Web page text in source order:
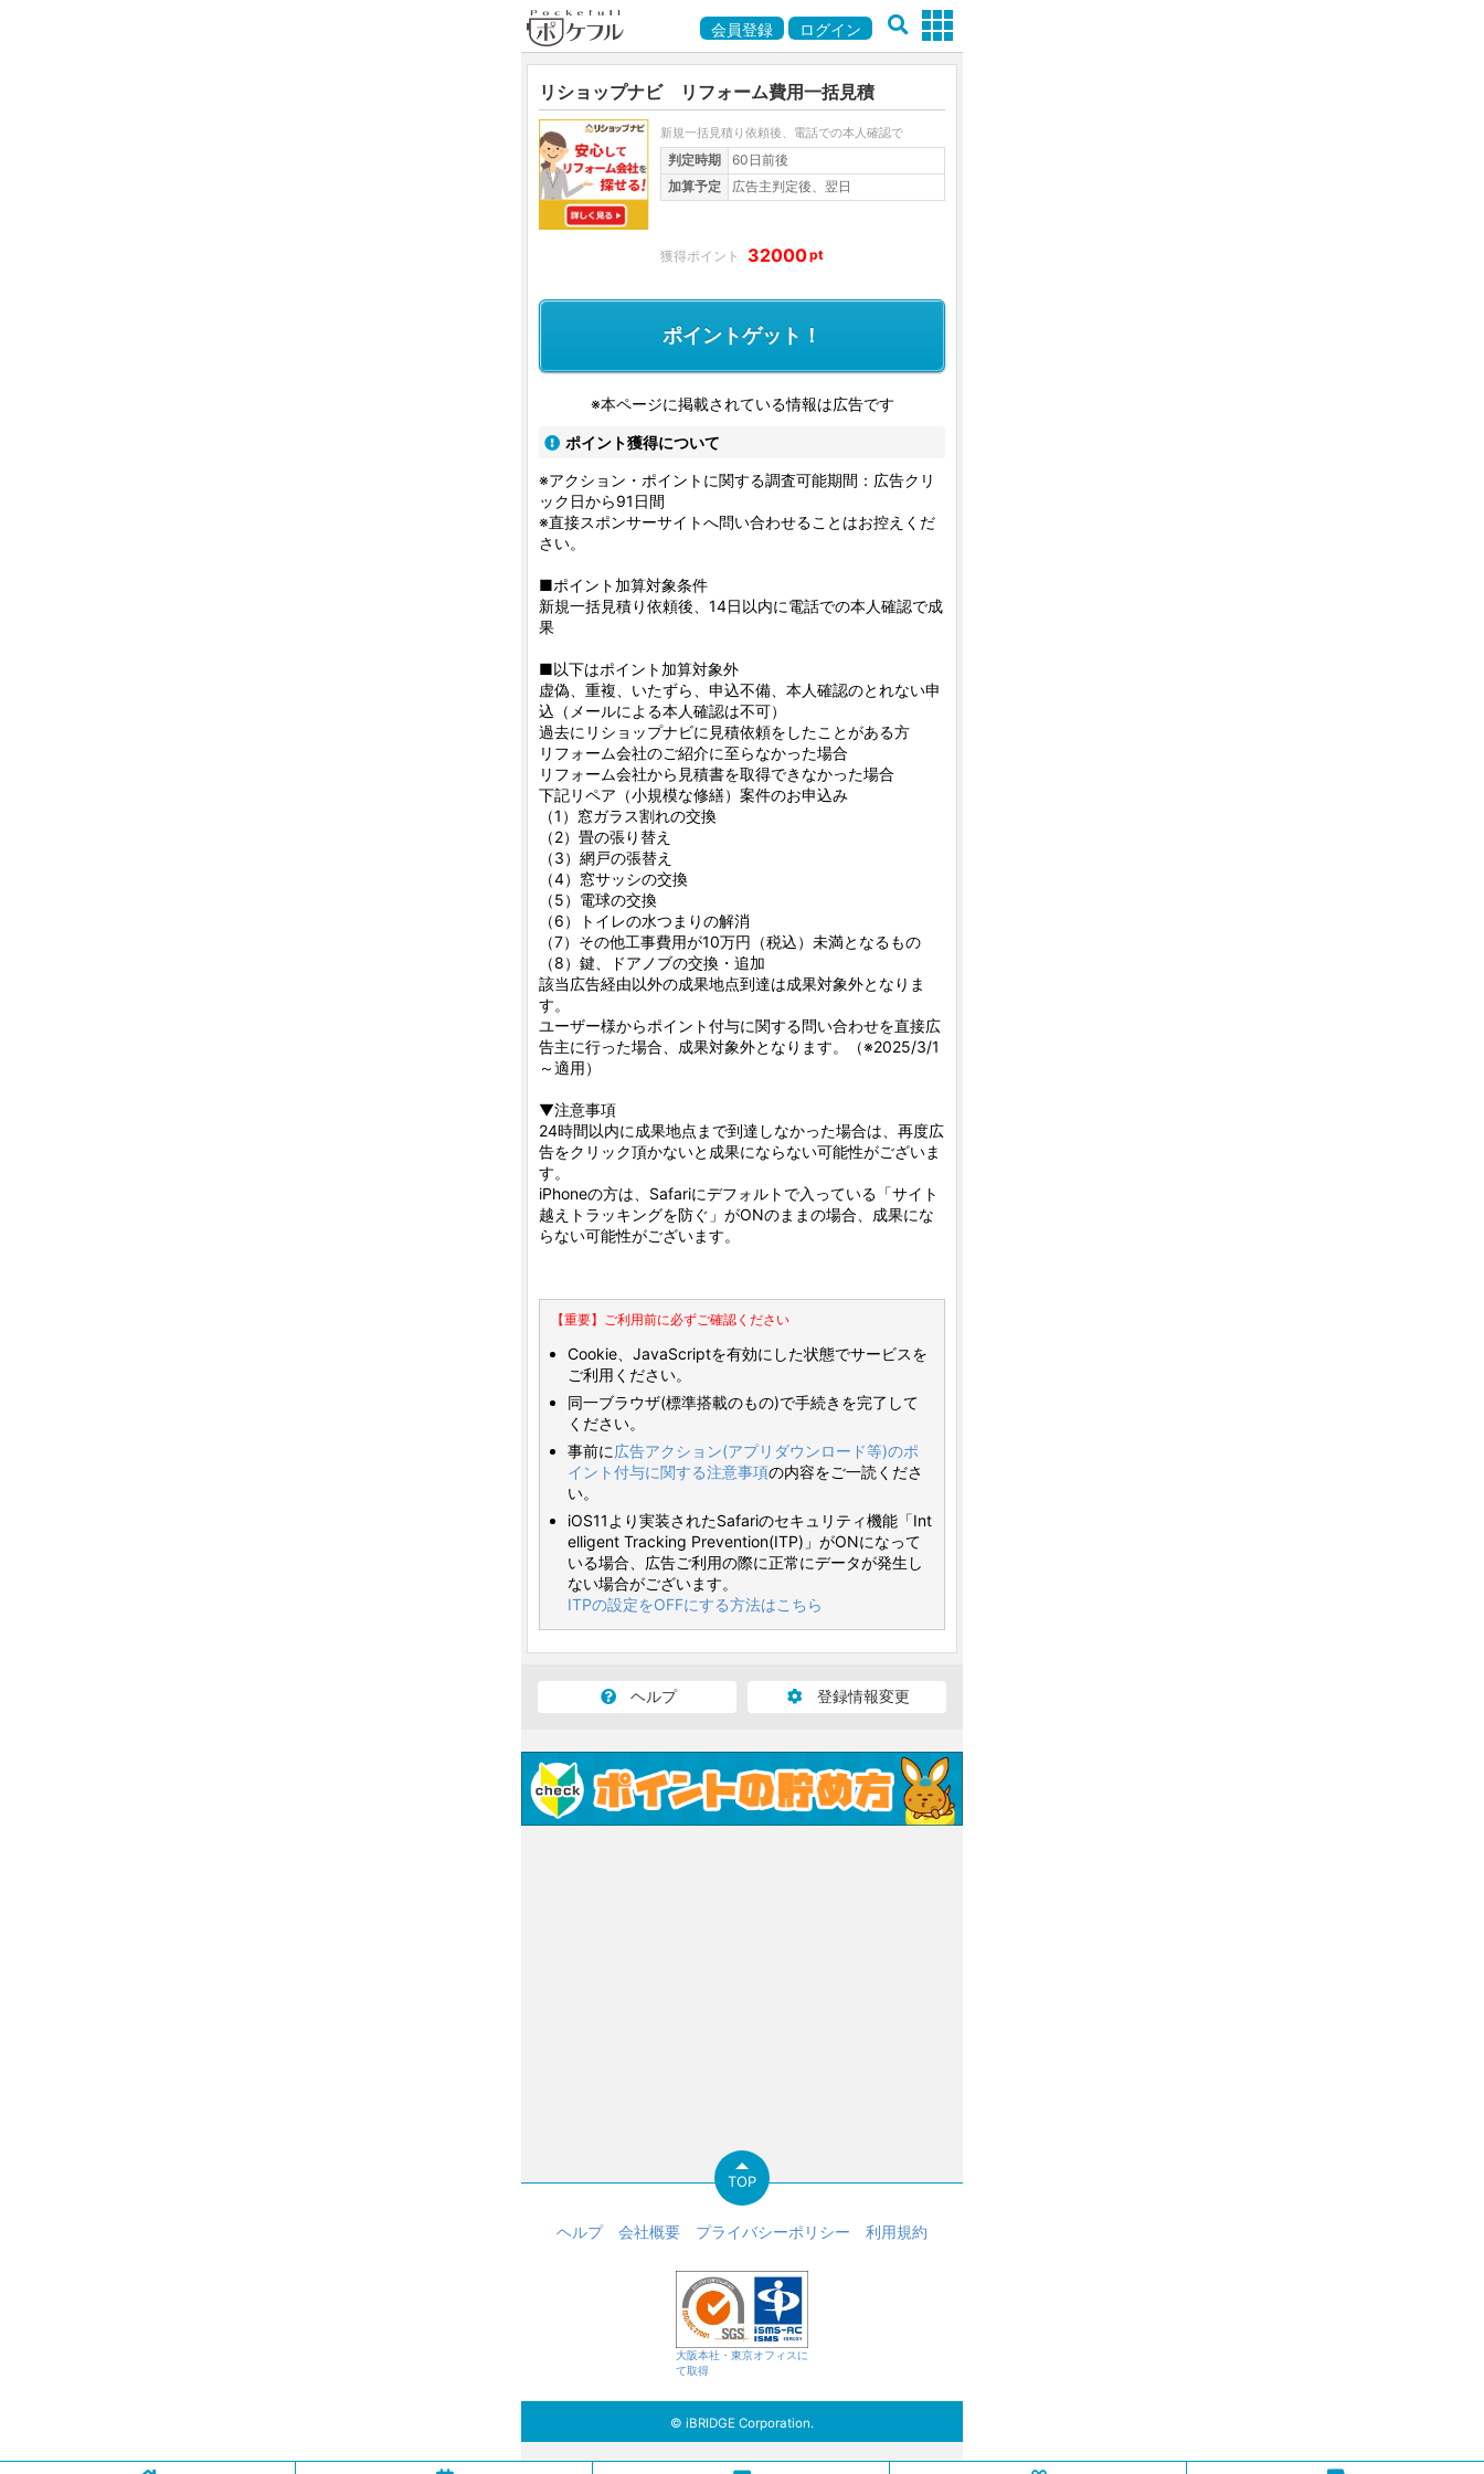
会員登録 ログイン
リショップナビ リフォーム費用一括見積
新規一括見積り依頼後、電話での本人確認で
判定時期
60日前後
加算予定
広告主判定後、翌日
32000pt
ポイントゲット！
※本ページに掲載されている情報は広告です
ポイント獲得について
※アクション・ポイントに関する調査可能期間：広告クリ
ック日から91日間
※直接スポンサーサイトへ問い合わせることはお控えくだ
さい。
■ポイント加算対象条件
新規一括見積り依頼後、14日以内に電話での本人確認で成
果
■以下はポイント加算対象外
虚偽、重複、いたずら、申込不備、本人確認のとれない申
込（メールによる本人確認は不可）
過去にリショップナビに見積依頼をしたことがある方
リフォーム会社のご紹介に至らなかった場合
リフォーム会社から見積書を取得できなかった場合
下記リペア（小規模な修繕）案件のお申込み
（1）窓ガラス割れの交換
（2）畳の張り替え
（3）網戸の張替え
（4）窓サッシの交換
（5）電球の交換
（6）トイレの水つまりの解消
（7）その他工事費用が10万円（税込）未満となるもの
（8）鍵、ドアノブの交換・追加
該当広告経由以外の成果地点到達は成果対象外となりま
す。
ユーザー様からポイント付与に関する問い合わせを直接広
告主に行った場合、成果対象外となります。（※2025/3/1
～適用）
▼注意事項
24時間以内に成果地点まで到達しなかった場合は、再度広
告をクリック頂かないと成果にならない可能性がございま
す。
iPhoneの方は、Safariにデフォルトで入っている「サイト
越えトラッキングを防ぐ」がONのままの場合、成果にな
らない可能性がございます。
【重要】ご利用前に必ずご確認ください
Cookie、JavaScriptを有効にした状態でサービスを
ご利用ください。
同一ブラウザ(標準搭載のもの)で手続きを完了して
ください。
事前に広告アクション(アプリダウンロード等)のポ
イント付与に関する注意事項の内容をご一読くださ
い。
iOS11より実装されたSafariのセキュリティ機能「Int
elligent Tracking Prevention(ITP)」がONになって
いる場合、広告ご利用の際に正常にデータが発生し
ない場合がございます。
ITPの設定をOFFにする方法はこちら
ヘルプ 登録情報変更
ヘルプ 会社概要 プライバシーポリシー 利用規約
大阪本社・東京オフィスに
て取得
© iBRIDGE Corporation.
TOP